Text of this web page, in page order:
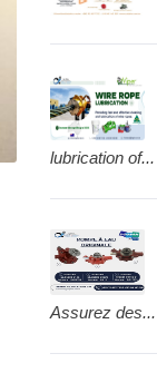
lubrication of...
Assurez des...